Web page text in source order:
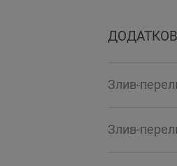
Злив-
Злив-